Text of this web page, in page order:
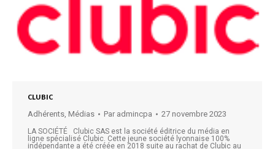
CLUBIC
Adhérents, Médias Par admincpa 27 novembre 2023
LA SOCIÉTÉ Clubic SAS est la société éditrice du média en
ligne spécialisé Clubic. Cette jeune société lyonnaise 100%
indépendante a été créée en 2018 suite au rachat de Clubic au